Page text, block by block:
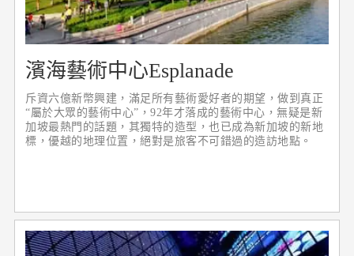
濱海藝術中心Esplanade
斥資六億新幣興建，滿足所有藝術愛好者的期望，做到真正
“屬於大眾的藝術中心”，92年才落成的藝術中心，無疑是新
加坡最熱門的話題，其獨特的造型，也已成為新加坡的新地
標，優越的地理位置，絕對是旅客不可錯過的造訪地點。